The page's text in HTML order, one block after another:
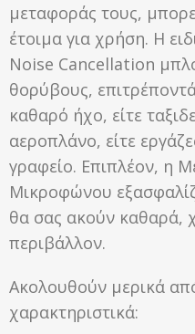
μεταφοράς τους,
έτοιμα για χρήση. Η
Noise Cancellation
θορύβους,
καθαρό ήχο, είτε
αεροπλάνο, είτε
γραφείο. Επιπλέον, η
Μικροφώνου
θα σας ακούν καθαρά,
περιβάλλον.
Ακολουθούν μερικά
χαρακτηριστικά: